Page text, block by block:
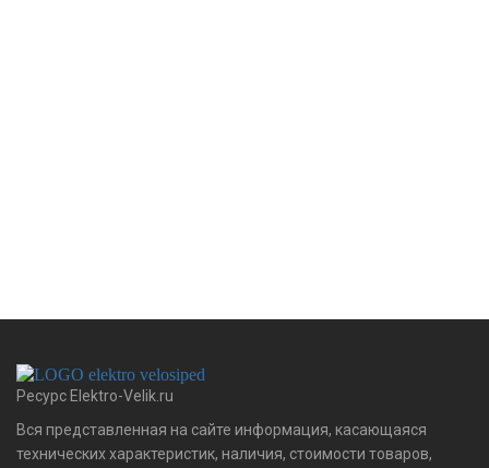
ВТ*Ч
Ресурс Elektro-Velik.ru
Вся представленная на сайте информация, касающаяся
технических характеристик, наличия, стоимости товаров,